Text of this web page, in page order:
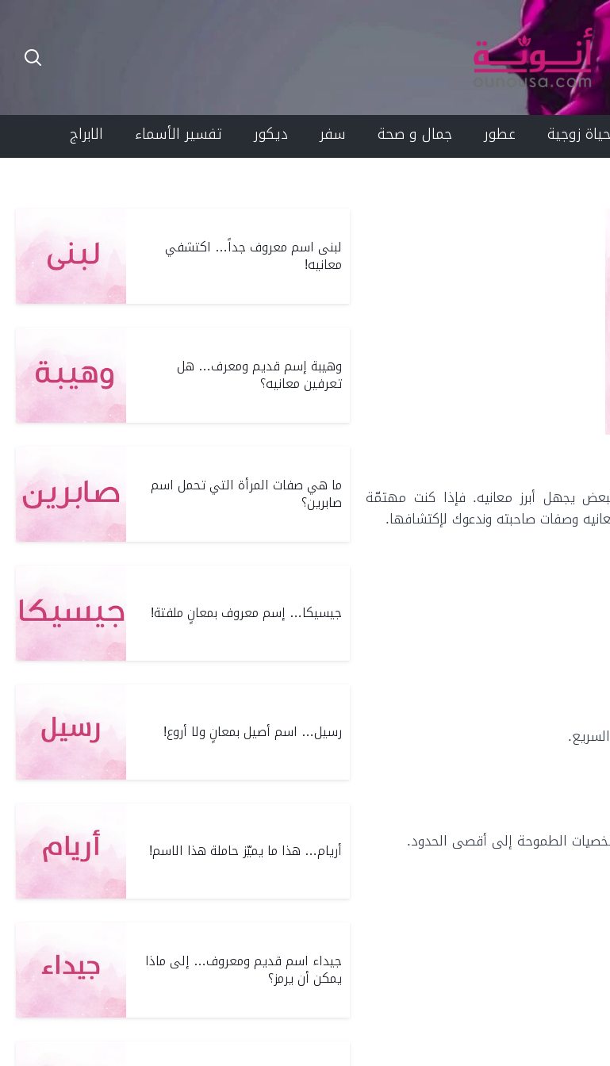
حياة زوجية عطور جمال و صحة سفر ديكور تفسير الأسماء الابراج
لبنى اسم معروف جداً… اكتشفي
معانيه!
وهيبة إسم قديم ومعرف… هل
تعرفين معانيه؟
ما هي صفات المرأة التي تحمل اسم
صابرين؟
جيسيكا… إسم معروف بمعانٍ ملفتة!
رسيل… اسم أصيل بمعانٍ ولا أروع!
أريام… هذا ما يميّز حاملة هذا الاسم!
جيداء اسم قديم ومعروف… إلى ماذا
يمكن أن يرمز؟
يجهل أبرز معانيه. فإذا كنت مهتمّة
وصفات صاحبته وندعوك لإكتشافها.
الطموحة إلى أقصى الحدود.